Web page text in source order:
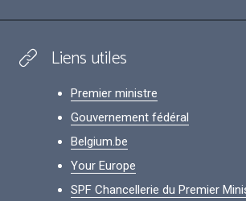
Liens utiles
Premier ministre
Gouvernement fédéral
Belgium.be
Your Europe
SPF Chancellerie du Premier